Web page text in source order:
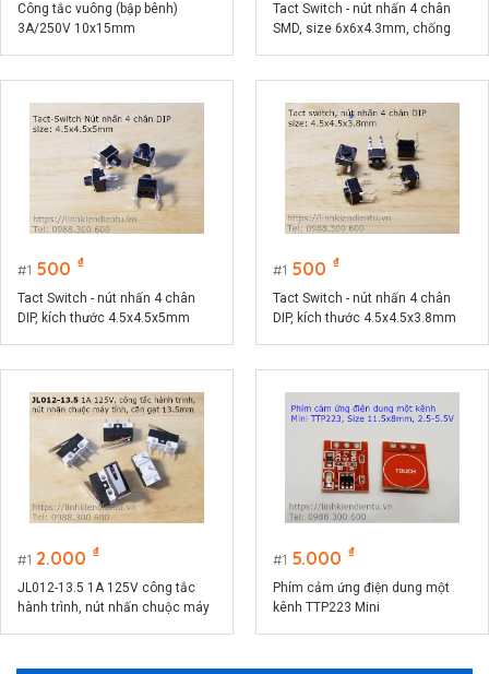
Công tắc vuông (bập bênh)
3A/250V 10x15mm
Tact Switch - nút nhấn 4 chân
SMD, size 6x6x4.3mm, chống
1 500 ₫
Tact Switch - nút nhấn 4 chân
DIP, kích thước 4.5x4.5x5mm
1 500 ₫
Tact Switch - nút nhấn 4 chân
DIP, kích thước 4.5x4.5x3.8mm
1 2.000 ₫
JL012-13.5 1A 125V công tắc
hành trình, nút nhấn chuộc máy
1 5.000 ₫
Phím cảm ứng điện dung một
kênh TTP223 Mini